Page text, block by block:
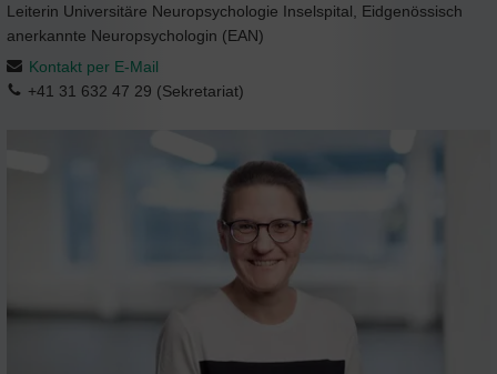
Leiterin Universitäre Neuropsychologie Inselspital, Eidgenössisch
anerkannte Neuropsychologin (EAN)
Kontakt per E-Mail
+41 31 632 47 29 (Sekretariat)